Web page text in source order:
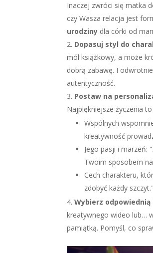
Inaczej zwróci się matka
czy Wasza relacja jest
urodziny dla córki od
Dopasuj styl do
mól książkowy, a może
dobrą zabawę. I
autentyczność.
Postaw na
Najpiękniejsze życzenia
Wspólnych
kreatywność
Jego pasji i marzeń:
Twoim sposobem
Cech charakteru,
zdobyć każdy szczyt."
Wybierz
kreatywnego wideo lub…
pamiątką. Pomyśl, co